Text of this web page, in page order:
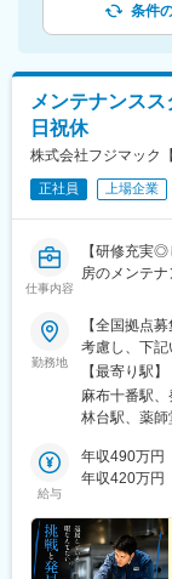
条件
メンテナンス
日祝休
株式会社フジマック
正社員 上場企業
仕事内容
【研修充実
房のメンテ
勤務地
【全国拠点
考慮し、下
函館市／旭
秋田県／山
王子市・小平
県／茨城県■
古屋市・岡崎
市）／京都
国・四国広島
香川県／徳島
【最寄り駅】
麻布十番駅
林台駅、薬
駅、甲府駅、
駅、落合駅(
県)、南富山
駅、越後石山
岬駅、亀山駅
給与
年収490万円
年収420万円